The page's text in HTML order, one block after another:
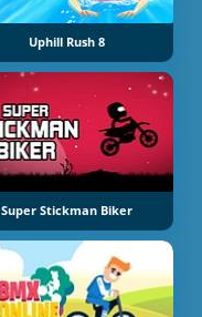
Uphill Rush 8
Super Stickman Biker